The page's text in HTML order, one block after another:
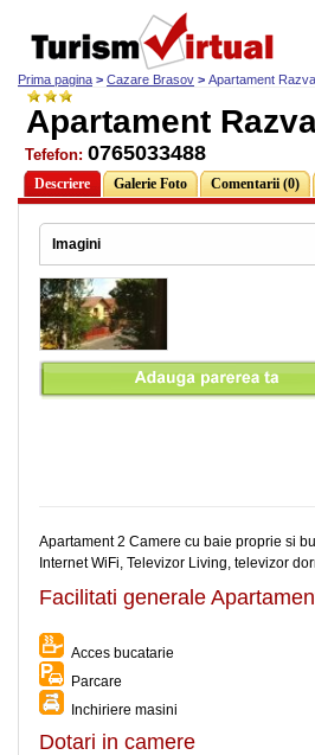
Prima pagina > Cazare Brasov > Apartament
Apartament
Tefefon: 0765033488
Descriere Galerie Foto Comentarii (0)
Imagini
Apartament 2 Camere cu baie proprie si
Internet WiFi, Televizor Living, televizor
Facilitati generale
Acces bucatarie
Parcare
Inchiriere masini
Dotari in camere